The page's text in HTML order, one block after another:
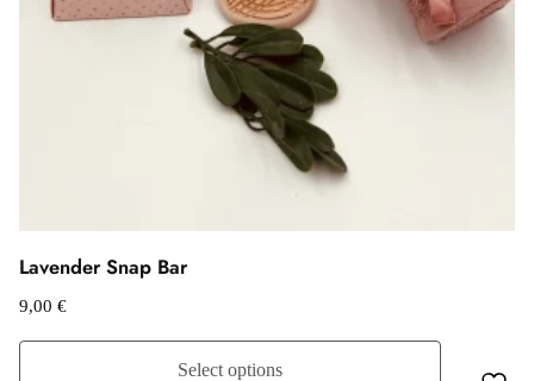
Lavender Snap Bar
9,00 €
Select options